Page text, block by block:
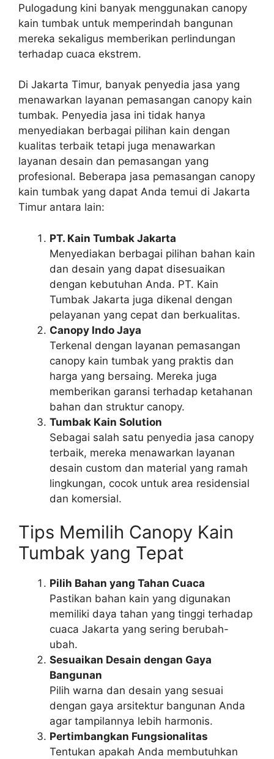
Pulogadung kini banyak menggunakan canopy
kain tumbak untuk memperindah bangunan
mereka sekaligus memberikan perlindungan
terhadap cuaca ekstrem.
Di Jakarta Timur, banyak penyedia jasa yang
menawarkan layanan pemasangan canopy kain
tumbak. Penyedia jasa ini tidak hanya
menyediakan berbagai pilihan kain dengan
kualitas terbaik tetapi juga menawarkan
layanan desain dan pemasangan yang
profesional. Beberapa jasa pemasangan canopy
kain tumbak yang dapat Anda temui di Jakarta
Timur antara lain:
PT. Kain Tumbak Jakarta
Menyediakan berbagai pilihan bahan kain
dan desain yang dapat disesuaikan
dengan kebutuhan Anda. PT. Kain
Tumbak Jakarta juga dikenal dengan
pelayanan yang cepat dan berkualitas.
Canopy Indo Jaya
Terkenal dengan layanan pemasangan
canopy kain tumbak yang praktis dan
harga yang bersaing. Mereka juga
memberikan garansi terhadap ketahanan
bahan dan struktur canopy.
Tumbak Kain Solution
Sebagai salah satu penyedia jasa canopy
terbaik, mereka menawarkan layanan
desain custom dan material yang ramah
lingkungan, cocok untuk area residensial
dan komersial.
Tips Memilih Canopy Kain
Tumbak yang Tepat
Pilih Bahan yang Tahan Cuaca
Pastikan bahan kain yang digunakan
memiliki daya tahan yang tinggi terhadap
cuaca Jakarta yang sering berubah-
ubah.
Sesuaikan Desain dengan Gaya
Bangunan
Pilih warna dan desain yang sesuai
dengan gaya arsitektur bangunan Anda
agar tampilannya lebih harmonis.
Pertimbangkan Fungsionalitas
Tentukan apakah Anda membutuhkan